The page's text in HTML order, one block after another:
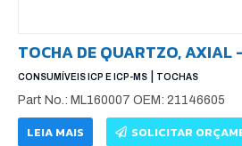
TOCHA DE QUARTZO, AXIAL
CONSUMÍVEIS ICP E ICP-MS TOCHAS
Part No.: ML160007 OEM: 21146605
LEIA MAIS SOLICITAR